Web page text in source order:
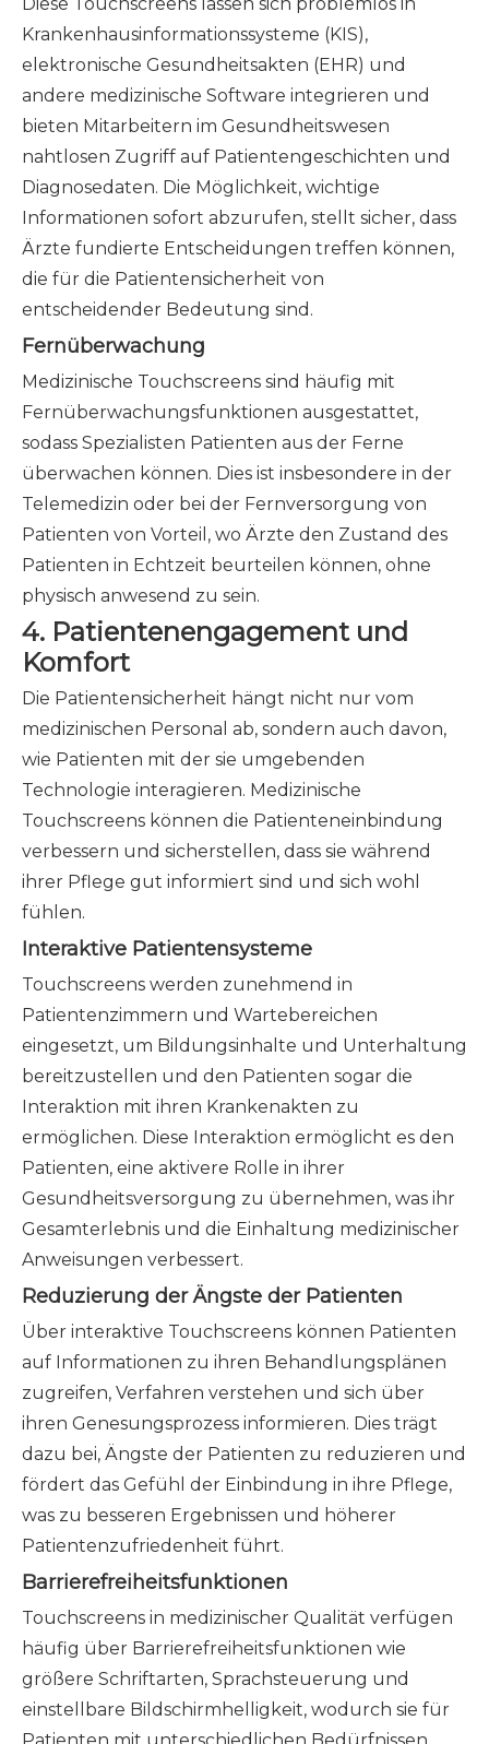
Krankenhausinformationssysteme (KIS),
elektronische Gesundheitsakten (EHR) und
andere medizinische Software integrieren und
bieten Mitarbeitern im Gesundheitswesen
nahtlosen Zugriff auf Patientengeschichten und
Diagnosedaten. Die Möglichkeit, wichtige
Informationen sofort abzurufen, stellt sicher, dass
Ärzte fundierte Entscheidungen treffen können,
die für die Patientensicherheit von
entscheidender Bedeutung sind.
Fernüberwachung
Medizinische Touchscreens sind häufig mit
Fernüberwachungsfunktionen ausgestattet,
sodass Spezialisten Patienten aus der Ferne
überwachen können. Dies ist insbesondere in der
Telemedizin oder bei der Fernversorgung von
Patienten von Vorteil, wo Ärzte den Zustand des
Patienten in Echtzeit beurteilen können, ohne
physisch anwesend zu sein.
4. Patientenengagement und
Komfort
Die Patientensicherheit hängt nicht nur vom
medizinischen Personal ab, sondern auch davon,
wie Patienten mit der sie umgebenden
Technologie interagieren. Medizinische
Touchscreens können die Patienteneinbindung
verbessern und sicherstellen, dass sie während
ihrer Pflege gut informiert sind und sich wohl
fühlen.
Interaktive Patientensysteme
Touchscreens werden zunehmend in
Patientenzimmern und Wartebereichen
eingesetzt, um Bildungsinhalte und Unterhaltung
bereitzustellen und den Patienten sogar die
Interaktion mit ihren Krankenakten zu
ermöglichen. Diese Interaktion ermöglicht es den
Patienten, eine aktivere Rolle in ihrer
Gesundheitsversorgung zu übernehmen, was ihr
Gesamterlebnis und die Einhaltung medizinischer
Anweisungen verbessert.
Reduzierung der Ängste der Patienten
Über interaktive Touchscreens können Patienten
auf Informationen zu ihren Behandlungsplänen
zugreifen, Verfahren verstehen und sich über
ihren Genesungsprozess informieren. Dies trägt
dazu bei, Ängste der Patienten zu reduzieren und
fördert das Gefühl der Einbindung in ihre Pflege,
was zu besseren Ergebnissen und höherer
Patientenzufriedenheit führt.
Barrierefreiheitsfunktionen
Touchscreens in medizinischer Qualität verfügen
häufig über Barrierefreiheitsfunktionen wie
größere Schriftarten, Sprachsteuerung und
einstellbare Bildschirmhelligkeit, wodurch sie für